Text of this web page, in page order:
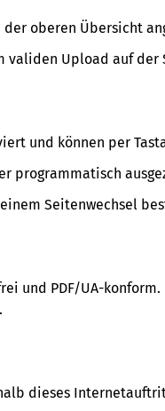
oberen Übersicht
Upload auf
und können per
programmatisch
Seitenwechsel
und PDF/UA-
dieses